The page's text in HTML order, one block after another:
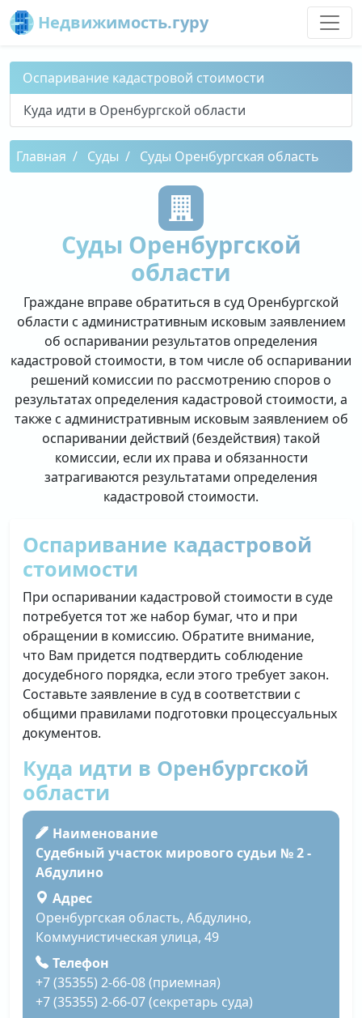
Недвижимость.гуру
Оспаривание кадастровой стоимости
Куда идти в Оренбургской области
Главная Суды Суды Оренбургская область
Суды Оренбургской
области
Граждане вправе обратиться в суд Оренбургской
области с административным исковым заявлением
об оспаривании результатов определения
кадастровой стоимости, в том числе об оспаривании
решений комиссии по рассмотрению споров о
результатах определения кадастровой стоимости, а
также с административным исковым заявлением об
оспаривании действий (бездействия) такой
комиссии, если их права и обязанности
затрагиваются результатами определения
кадастровой стоимости.
Оспаривание кадастровой
стоимости
При оспаривании кадастровой стоимости в суде
потребуется тот же набор бумаг, что и при
обращении в комиссию. Обратите внимание,
что Вам придется подтвердить соблюдение
досудебного порядка, если этого требует закон.
Составьте заявление в суд в соответствии с
общими правилами подготовки процессуальных
документов.
Куда идти в Оренбургской
области
Наименование
Судебный участок мирового судьи № 2 -
Абдулино
Адрес
Оренбургская область, Абдулино,
Коммунистическая улица, 49
Телефон
+7 (35355) 2-66-08 (приемная)
+7 (35355) 2-66-07 (секретарь суда)